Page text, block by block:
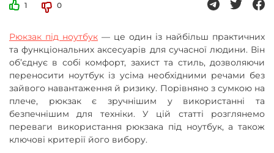
1 0
Рюкзак під ноутбук — це один із найбільш практичних
та функціональних аксесуарів для сучасної людини. Він
об’єднує в собі комфорт, захист та стиль, дозволяючи
переносити ноутбук із усіма необхідними речами без
зайвого навантаження й ризику. Порівняно з сумкою на
плече, рюкзак є зручнішим у використанні та
безпечнішим для техніки. У цій статті розглянемо
переваги використання рюкзака під ноутбук, а також
ключові критерії його вибору.